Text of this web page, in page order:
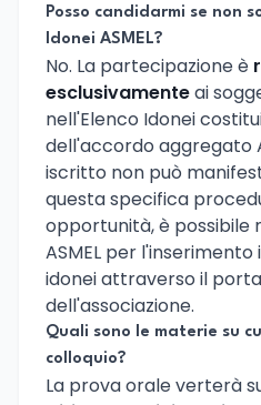
Posso candidarmi se non
Idonei ASMEL?
No. La partecipazione è
esclusivamenteai
nell'Elenco Idonei
dell'accordo aggregato
iscritto non può
questa specifica
opportunità, è possibile
ASMEL per l'inserimento
idonei attraverso il
dell'associazione.
Quali sono le materie su
colloquio?
La prova orale verterà